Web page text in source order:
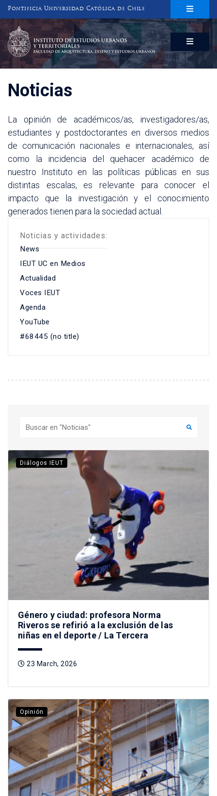
Pontificia Universidad Católica de Chile
INSTITUTO DE ESTUDIOS URBANOS
Y TERRITORIALES
FACULTAD DE ARQUITECTURA, DISEÑO Y ESTUDIOS URBANOS
Noticias
La opinión de académicos/as, investigadores/as,
estudiantes y postdoctorantes en diversos medios
de comunicación nacionales e internacionales, así
como la incidencia del quehacer académico de
nuestro Instituto en las políticas públicas en sus
distintas escalas, es relevante para conocer el
impacto que la investigación y el conocimiento
generados tienen para la sociedad actual.
Noticias y actividades:
News
IEUT UC en Medios
Actualidad
Voces IEUT
Agenda
YouTube
#68445 (no title)
Diálogos IEUT
Género y ciudad: profesora Norma
Riveros se refirió a la exclusión de las
niñas en el deporte / La Tercera
23 March, 2026
Opinión